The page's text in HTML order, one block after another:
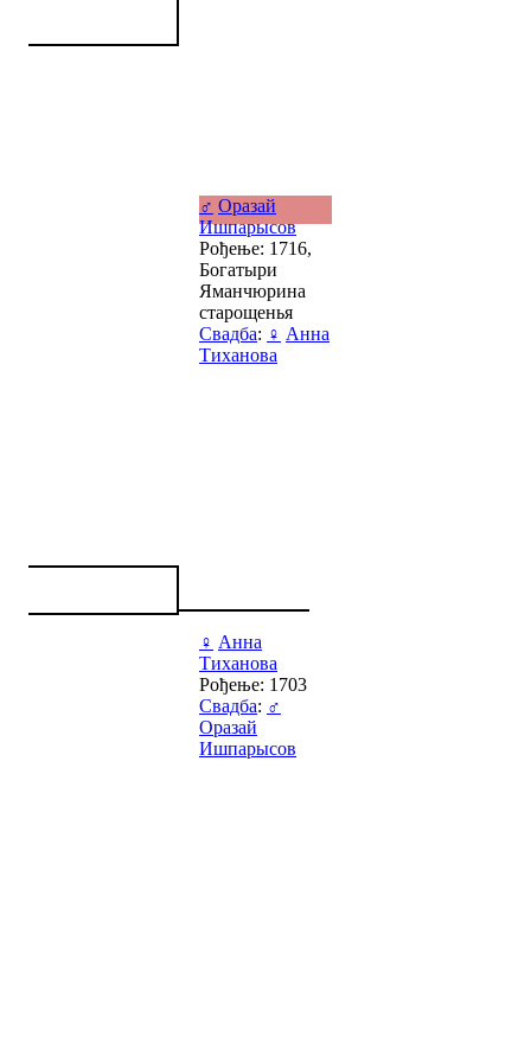
♂ Оразай
Ишпарысов
Рођење: 1716,
Богатыри
Яманчюрина
старощенья
Свадба: ♀ Анна
Тиханова
♀ Анна
Тиханова
Рођење: 1703
Свадба: ♂
Оразай
Ишпарысов